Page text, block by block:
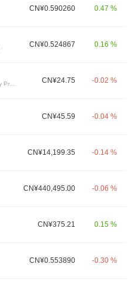
CN¥0.590260 0.47 %
CN¥0.524867 0.16 %
CN¥24.75 -0.02 %
CN¥45.59 -0.04 %
CN¥14,199.35 -0.14 %
CN¥440,495.00 -0.06 %
CN¥375.21 0.15 %
CN¥0.553890 -0.30 %